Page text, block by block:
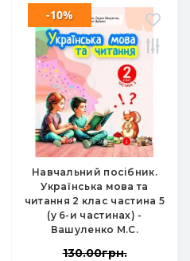
Навчальний посібник.
Українська мова та
читання 2 клас частина 5
(у 6-и частинах) -
Вашуленко М.С.
-10%
130.00грн.